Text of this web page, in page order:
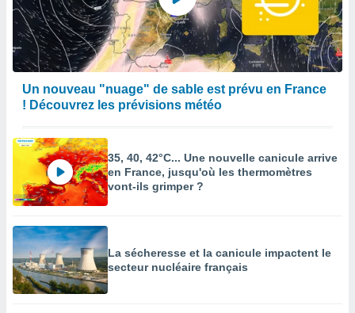
Un nouveau "nuage" de sable est prévu en France
! Découvrez les prévisions météo
35, 40, 42°C... Une nouvelle canicule arrive
en France, jusqu'où les thermomètres
vont-ils grimper ?
La sécheresse et la canicule impactent le
secteur nucléaire français